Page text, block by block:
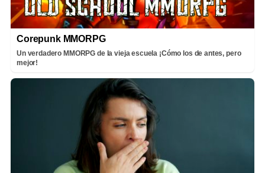
Corepunk MMORPG
Un verdadero MMORPG de la vieja escuela ¡Cómo los de antes, pero
mejor!